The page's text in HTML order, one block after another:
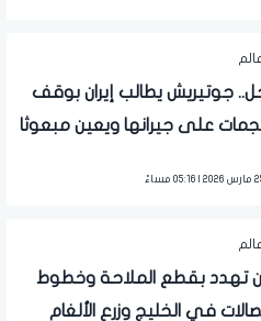
جوتيريش يطالب إيران بوقف
على جيرانها ويعين مبعوثا
| 05:16 مساءً
تهدد بقطع الملاحة وخطوط
في الخليج وزرع الألغام